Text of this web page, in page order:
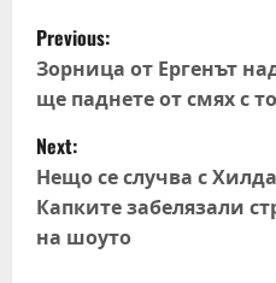
P
o
s
t
n
Previous:
Зорница от Ергенът
ще паднете от смях с
Next:
Нещо се случва с
Капките забелязали
на шоуто